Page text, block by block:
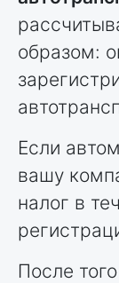
образом:
Если
вашу
налог в
После